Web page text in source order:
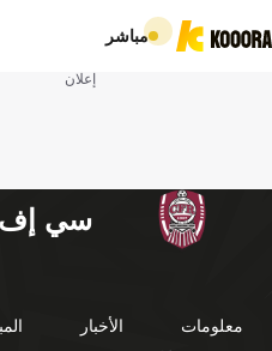
مباشر
إعلان
سي إف
معلومات الأخبار